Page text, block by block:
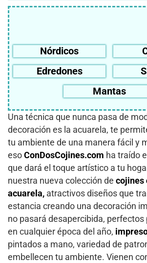
Nórdicos
Edredones
Mantas
Una técnica que nunca pasa de
decoración es la acuarela, te
tu ambiente de una manera fácil y
eso ConDosCojines.com ha traído
que dará el toque artístico a tu
nuestra nueva colección de cojines
acuarela, atractivos diseños que
estancia creando una decoración
no pasará desapercibida,
en cualquier época del año,
pintados a mano, variedad de
embellecen tu ambiente. Vienen